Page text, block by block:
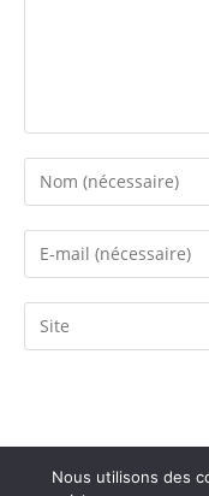
Nous utilisons des